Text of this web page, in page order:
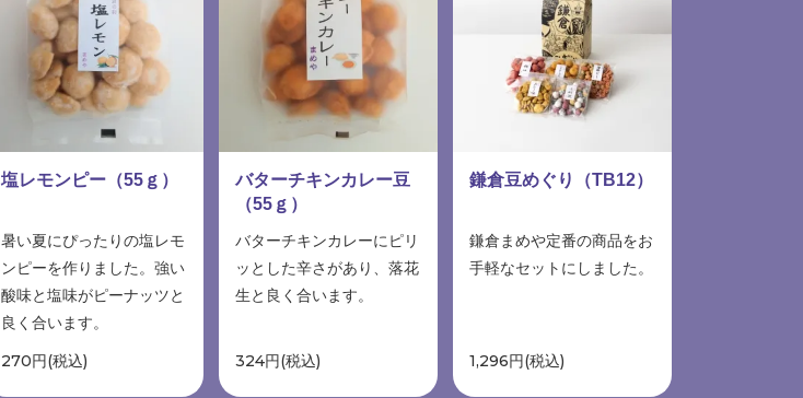
塩レモンピー（55ｇ）
暑い夏にぴったりの塩レモ
ンピーを作りました。強い
酸味と塩味がピーナッツと
良く合います。
270円(税込)
バターチキンカレー豆
（55ｇ）
バターチキンカレーにピリ
ッとした辛さがあり、落花
生と良く合います。
324円(税込)
鎌倉豆めぐり（TB12）
鎌倉まめや定番の商品をお
手軽なセットにしました。
1,296円(税込)